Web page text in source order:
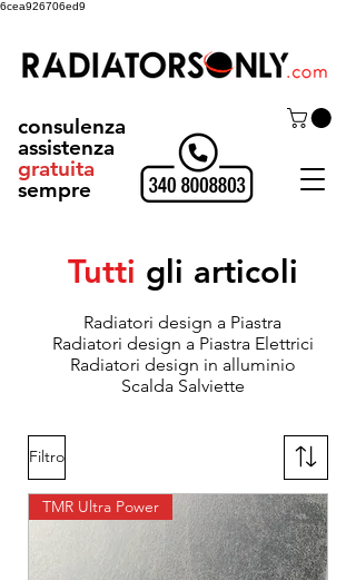
6cea926706ed9
consulenza
assistenza
gratuita
sempre
Tutti gli articoli
Radiatori design a Piastra
Radiatori design a Piastra Elettrici
Radiatori design in alluminio
Scalda Salviette
Filtro
TMR Ultra Power